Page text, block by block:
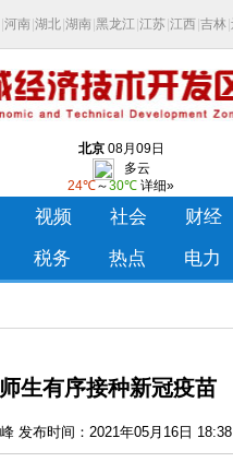
生有序接种新冠疫苗
发布时间：2021年05月16日 18:38